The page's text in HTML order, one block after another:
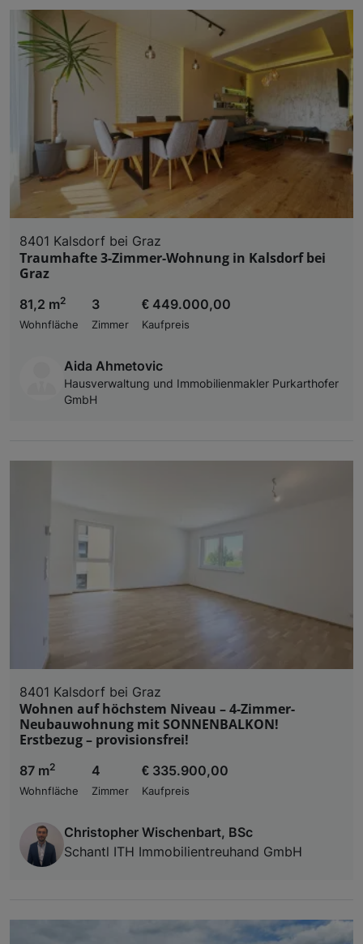
8401 Kalsdorf bei Graz
Traumhafte 3-Zimmer-Wohnung in Kalsdorf bei
Graz
81,2 m2
Wohnfläche
3
Zimmer
€ 449.000,00
Kaufpreis
Aida Ahmetovic
Hausverwaltung und Immobilienmakler Purkarthofer
GmbH
8401 Kalsdorf bei Graz
Wohnen auf höchstem Niveau – 4-Zimmer-
Neubauwohnung mit SONNENBALKON!
Erstbezug – provisionsfrei!
87 m2
Wohnfläche
4
Zimmer
€ 335.900,00
Kaufpreis
Christopher Wischenbart, BSc
Schantl ITH Immobilientreuhand GmbH